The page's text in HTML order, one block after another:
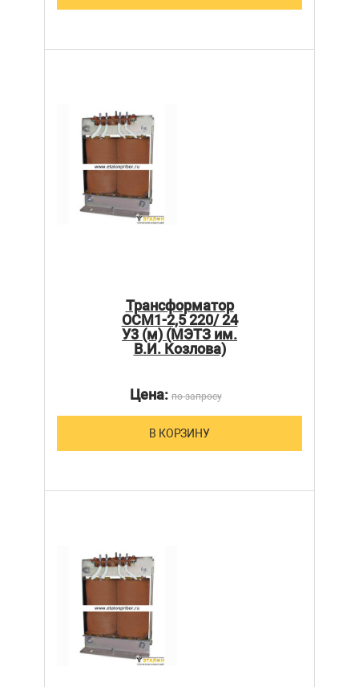
Трансформатор
ОСМ1-2,5 220/ 24
У3 (м) (МЭТЗ им.
В.И. Козлова)
Цена:по запросу
В КОРЗИНУ